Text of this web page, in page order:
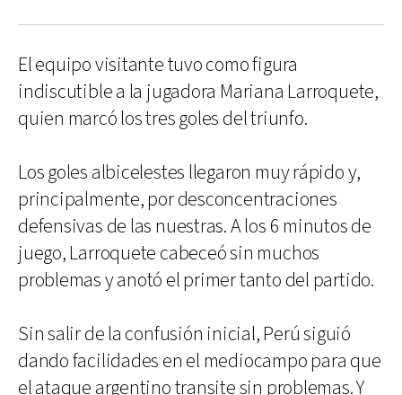
El equipo visitante tuvo como figura
indiscutible a la jugadora Mariana Larroquete,
quien marcó los tres goles del triunfo.
Los goles albicelestes llegaron muy rápido y,
principalmente, por desconcentraciones
defensivas de las nuestras. A los 6 minutos de
juego, Larroquete cabeceó sin muchos
problemas y anotó el primer tanto del partido.
Sin salir de la confusión inicial, Perú siguió
dando facilidades en el mediocampo para que
el ataque argentino transite sin problemas. Y